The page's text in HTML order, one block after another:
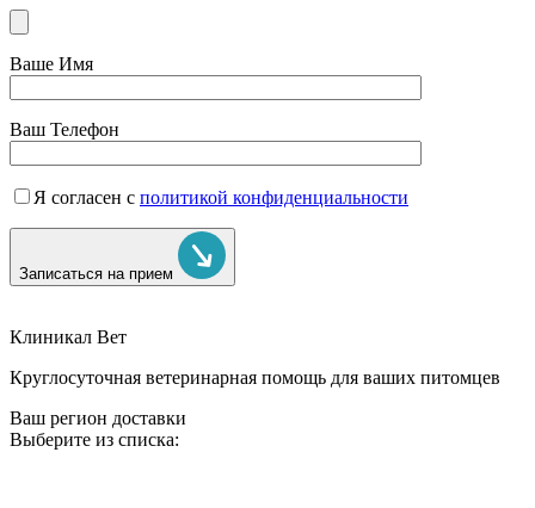
Ваше Имя
Ваш Телефон
Я согласен с политикой конфиденциальности
Записаться на прием
Клиникал Вет
Круглосуточная ветеринарная помощь для ваших питомцев
Ваш регион доставки
Выберите из списка: